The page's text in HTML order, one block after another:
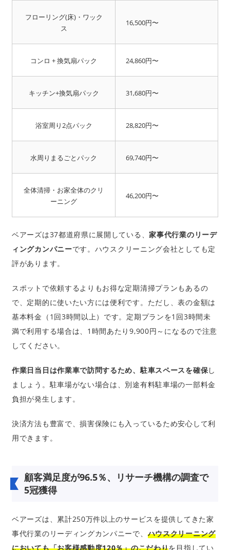
フローリング(床)・ワック
ス
16,500円〜
コンロ + 換気扇パック 24,860円〜
キッチン+換気扇パック 31,680円〜
浴室周り2点パック 28,820円〜
水周りまるごとパック 69,740円〜
全体清掃・お家全体のクリ
ーニング
46,200円〜
ベアーズは37都道府県に展開している、家事代行業のリーデ
ィングカンパニーです。ハウスクリーニング会社としても定
評があります。
スポットで依頼するよりもお得な定期清掃プランもあるの
で、定期的に使いたい方には便利です。ただし、表の金額は
基本料金（1回3時間以上）です。定期プランを1回3時間未
満で利用する場合は、1時間あたり9,900円～になるので注意
してください。
作業日当日は作業車で訪問するため、駐車スペースを確保し
ましょう。駐車場がない場合は、別途有料駐車場の一部料金
負担が発生します。
決済方法も豊富で、損害保険にも入っているため安心して利
用できます。
顧客満足度が96.5％、リサーチ機構の調査で
5冠獲得
ベアーズは、累計250万件以上のサービスを提供してきた家
事代行業のリーディングカンパニーで、ハウスクリーニング
においても「お客様感動度120％」のこだわりを目指してい